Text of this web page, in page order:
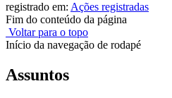
registrado em: Ações registradas
Fim do conteúdo da página
Voltar para o topo
Início da navegação de rodapé
Assuntos